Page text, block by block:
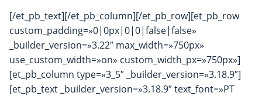
[/et_pb_text][/et_pb_column][/et_pb_row][et_pb_row
custom_padding=»0|0px|0|0|false|false»
_builder_version=»3.22″ max_width=»750px»
use_custom_width=»on» custom_width_px=»750px»]
[et_pb_column type=»3_5″ _builder_version=»3.18.9″]
[et_pb_text _builder_version=»3.18.9″ text_font=»PT